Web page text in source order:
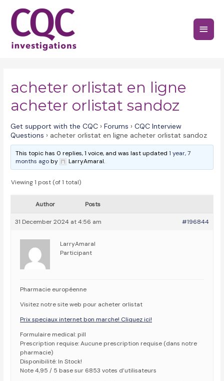
content
Main
acheter orlistat en ligne
acheter orlistat sandoz
Get support with the CQC › Forums › CQC Interview
Questions › acheter orlistat en ligne acheter orlistat sandoz
This topic has 0 replies, 1 voice, and was last updated1 year, 7
months agoby LarryAmaral.
Viewing 1 post (of 1 total)
Author Posts
31 December 2024 at 4:56 am #196844
LarryAmaral
Participant
Pharmacie européenne
Visitez notre site web pour acheter orlistat
Prix speciaux internet bon marche! Cliquez ici!
Formulaire medical: pill
Prescription requise: Aucune prescription requise (dans notre
pharmacie)
Disponibilité: In Stock!
Note 4,95 / 5 base sur 6853 votes d’utilisateurs